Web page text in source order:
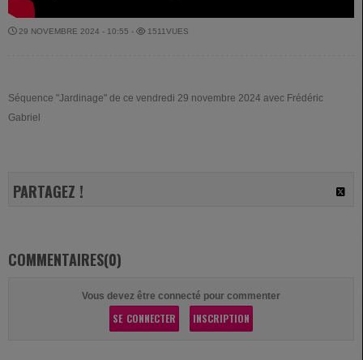
29 NOVEMBRE 2024 - 10:55 - 1511VUES
Séquence "Jardinage" de ce vendredi 29 novembre 2024 avec Frédéric
Gabriel
PARTAGEZ !
COMMENTAIRES(0)
Vous devez être connecté pour commenter
SE CONNECTER INSCRIPTION